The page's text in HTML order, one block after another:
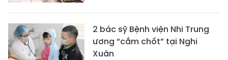
2 bác sỹ Bệnh viện Nhi Trung
ương “cắm chốt” tại Nghi
Xuân